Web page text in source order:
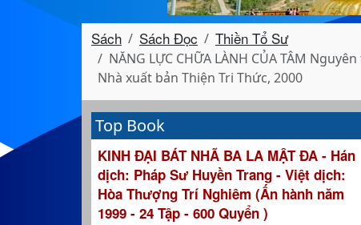
Sách Sách Đọc Thiền Tổ Sư
NĂNG LỰC CHỮA LÀNH CỦA TÂM
Nhà xuất bản Thiện Tri Thức, 2000
Top Book
KINH ĐẠI BÁT NHÃ BA LA MẬT ĐA - Hán
dịch: Pháp Sư Huyền Trang - Việt dịch:
Hòa Thượng Trí Nghiêm (Ấn hành năm
1999 - 24 Tập - 600 Quyển )